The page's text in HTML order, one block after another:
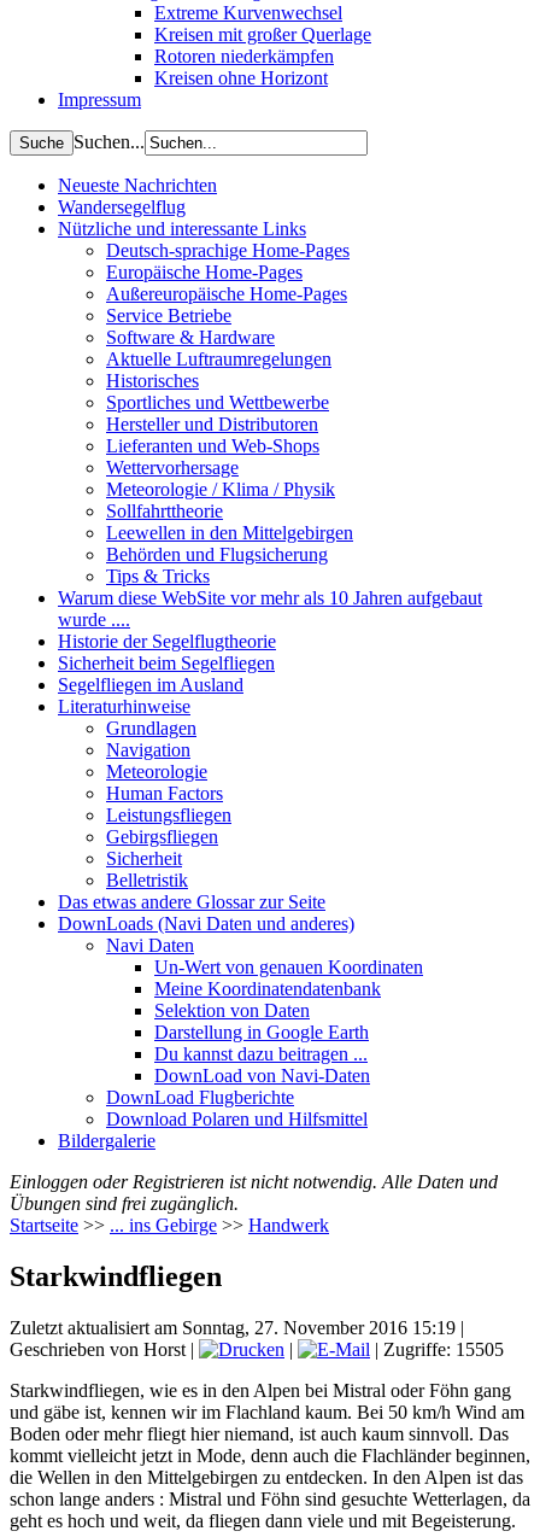
Extreme Kurvenwechsel
Kreisen mit großer Querlage
Rotoren niederkämpfen
Kreisen ohne Horizont
Impressum
Suchen...
Neueste Nachrichten
Wandersegelflug
Nützliche und interessante Links
Deutsch-sprachige Home-Pages
Europäische Home-Pages
Außereuropäische Home-Pages
Service Betriebe
Software & Hardware
Aktuelle Luftraumregelungen
Historisches
Sportliches und Wettbewerbe
Hersteller und Distributoren
Lieferanten und Web-Shops
Wettervorhersage
Meteorologie / Klima / Physik
Sollfahrttheorie
Leewellen in den Mittelgebirgen
Behörden und Flugsicherung
Tips & Tricks
Warum diese WebSite vor mehr als 10 Jahren aufgebaut
wurde ....
Historie der Segelflugtheorie
Sicherheit beim Segelfliegen
Segelfliegen im Ausland
Literaturhinweise
Grundlagen
Navigation
Meteorologie
Human Factors
Leistungsfliegen
Gebirgsfliegen
Sicherheit
Belletristik
Das etwas andere Glossar zur Seite
DownLoads (Navi Daten und anderes)
Navi Daten
Un-Wert von genauen Koordinaten
Meine Koordinatendatenbank
Selektion von Daten
Darstellung in Google Earth
Du kannst dazu beitragen ...
DownLoad von Navi-Daten
DownLoad Flugberichte
Download Polaren und Hilfsmittel
Bildergalerie
Einloggen oder Registrieren ist nicht notwendig. Alle Daten und
Übungen sind frei zugänglich.
Startseite >> ... ins Gebirge >> Handwerk
Starkwindfliegen
Zuletzt aktualisiert am Sonntag, 27. November 2016 15:19 |
Geschrieben von Horst | |
| Zugriffe: 15505
Starkwindfliegen, wie es in den Alpen bei Mistral oder Föhn gang
und gäbe ist, kennen wir im Flachland kaum. Bei 50 km/h Wind am
Boden oder mehr fliegt hier niemand, ist auch kaum sinnvoll. Das
kommt vielleicht jetzt in Mode, denn auch die Flachländer beginnen,
die Wellen in den Mittelgebirgen zu entdecken. In den Alpen ist das
schon lange anders : Mistral und Föhn sind gesuchte Wetterlagen, da
geht es hoch und weit, da fliegen dann viele und mit Begeisterung.